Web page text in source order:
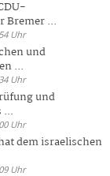
Bremer ...
Uhr
und
...
Uhr
und
...
Uhr
dem israelischen
Uhr